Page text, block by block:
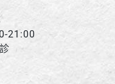
21:00